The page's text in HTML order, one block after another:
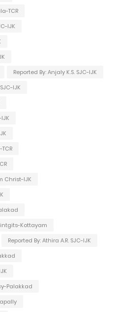
TCR
IJK
Reported By: Anjaly K.S. SJC-IJK
IJK
Christ-IJK
Kottayam
Reported By: Athira A.R. SJC-IJK
Palakkad